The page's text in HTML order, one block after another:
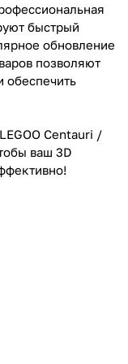
быстрый
обновление
позволяют
обеспечить
Centauri /
ваш 3D